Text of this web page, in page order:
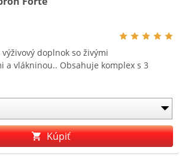
výživový doplnok so živými
a vlákninou.. Obsahuje komplex s 3
.
Kúpiť